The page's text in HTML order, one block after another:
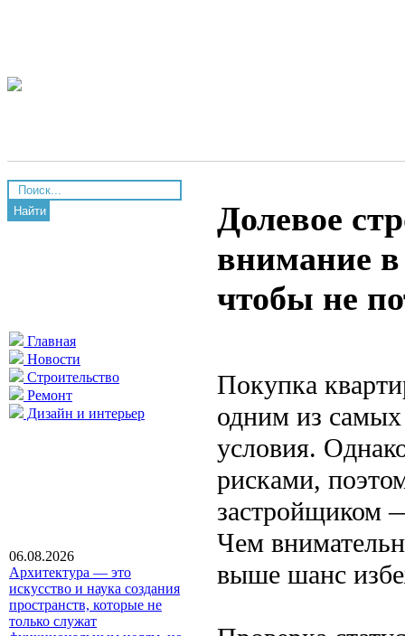
Найти
Главная
Новости
Строительство
Ремонт
Дизайн и интерьер
06.08.2026
Архитектура — это
искусство и наука создания
пространств, которые не
только служат
Долевое
внимание в
чтобы не
Покупка
одним из
условия.
рисками,
застройщиком
Чем
выше шанс